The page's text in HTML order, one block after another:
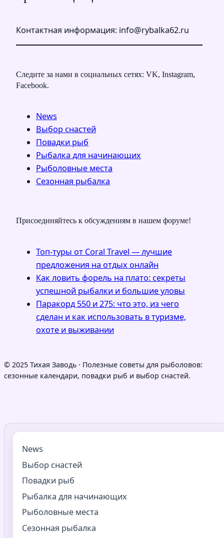
Контактная информация: info@rybalka62.ru
Следите за нами в социальных сетях: VK, Instagram,
Facebook.
News
Выбор снастей
Повадки рыб
Рыбалка для начинающих
Рыболовные места
Сезонная рыбалка
Присоединяйтесь к обсуждениям в нашем форуме!
Топ-туры от Coral Travel — лучшие
предложения на отдых онлайн
Как ловить форель на плато: секреты
успешной рыбалки и большие уловы
Паракорд 550 и 275: что это, из чего
сделан и как использовать в туризме,
охоте и выживании
© 2025 Тихая Заводь · Полезные советы для рыболовов:
сезонные календари, повадки рыб и выбор снастей.
News
Выбор снастей
Повадки рыб
Рыбалка для начинающих
Рыболовные места
Сезонная рыбалка